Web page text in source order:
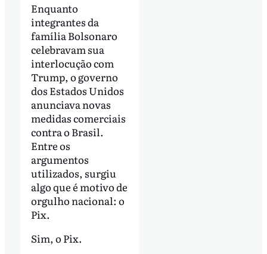
Enquanto
integrantes da
família Bolsonaro
celebravam sua
interlocução com
Trump, o governo
dos Estados Unidos
anunciava novas
medidas comerciais
contra o Brasil.
Entre os
argumentos
utilizados, surgiu
algo que é motivo de
orgulho nacional: o
Pix.
Sim, o Pix.